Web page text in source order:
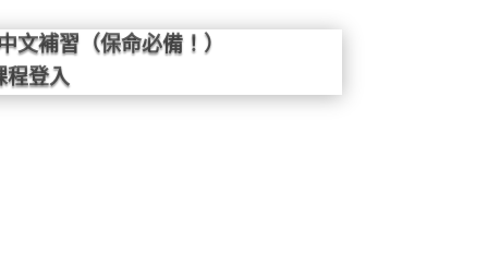
文補習（保命必備！）
程登入